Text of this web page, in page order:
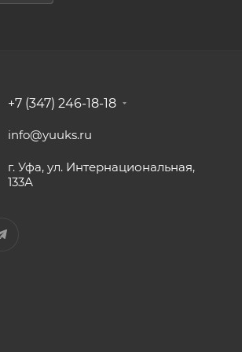
+7 (347) 246-18-18
info@yuuks.ru
г. Уфа, ул. Интернациональная,
133А